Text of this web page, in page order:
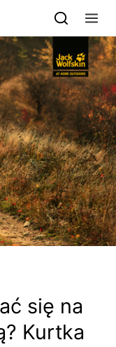
się na
Kurtka